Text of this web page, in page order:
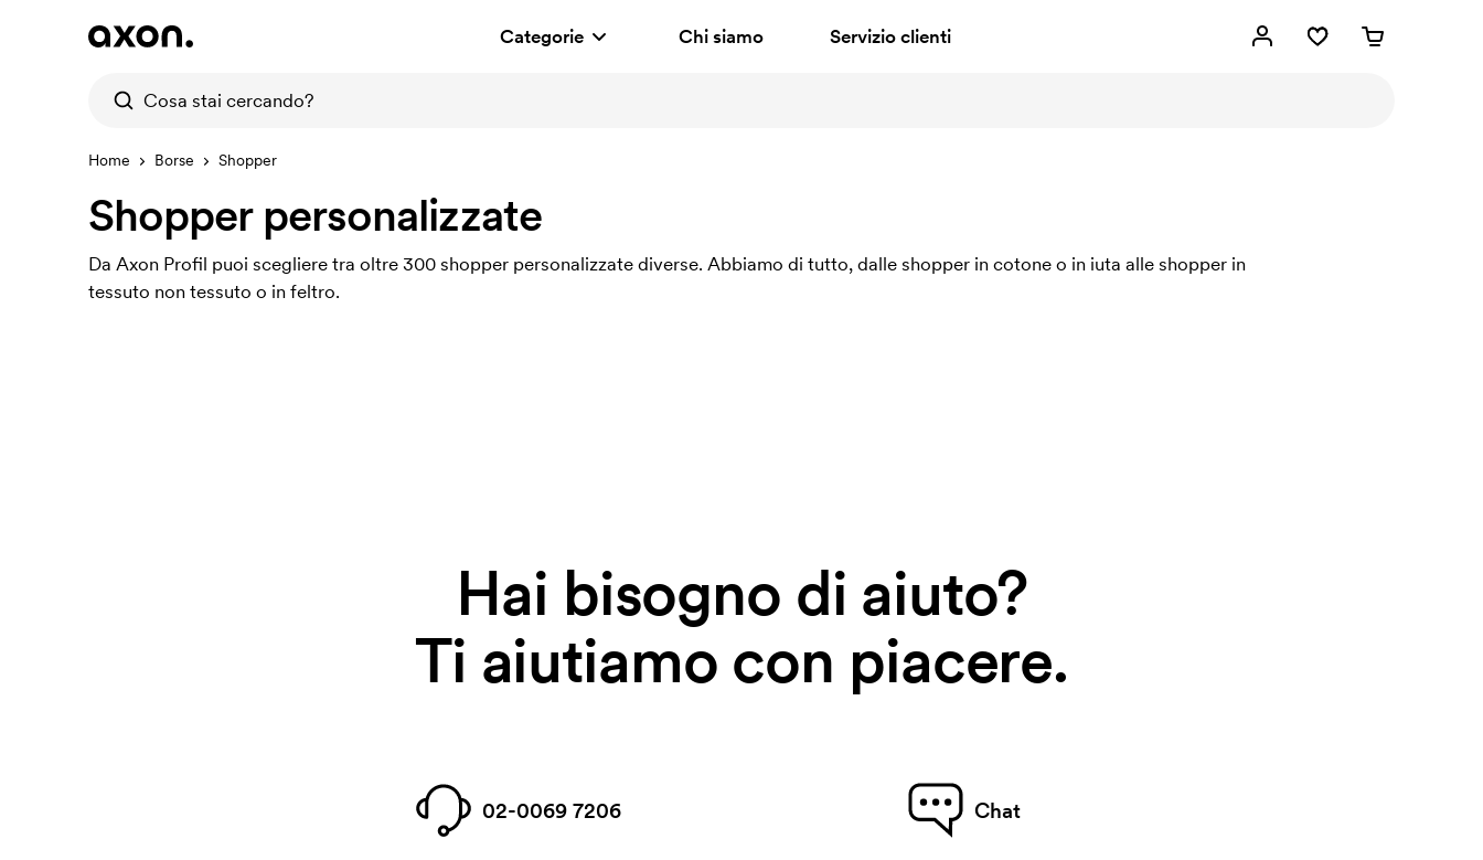
Categorie Chi siamo Servizio clienti
Home Borse Shopper
Shopper personalizzate
Da Axon Profil puoi scegliere tra oltre 300 shopper personalizzate diverse. Abbiamo di tutto, dalle shopper in cotone o in iuta alle shopper in
tessuto non tessuto o in feltro.
Hai bisogno di aiuto?
Ti aiutiamo con piacere.
02-0069 7206 Chat